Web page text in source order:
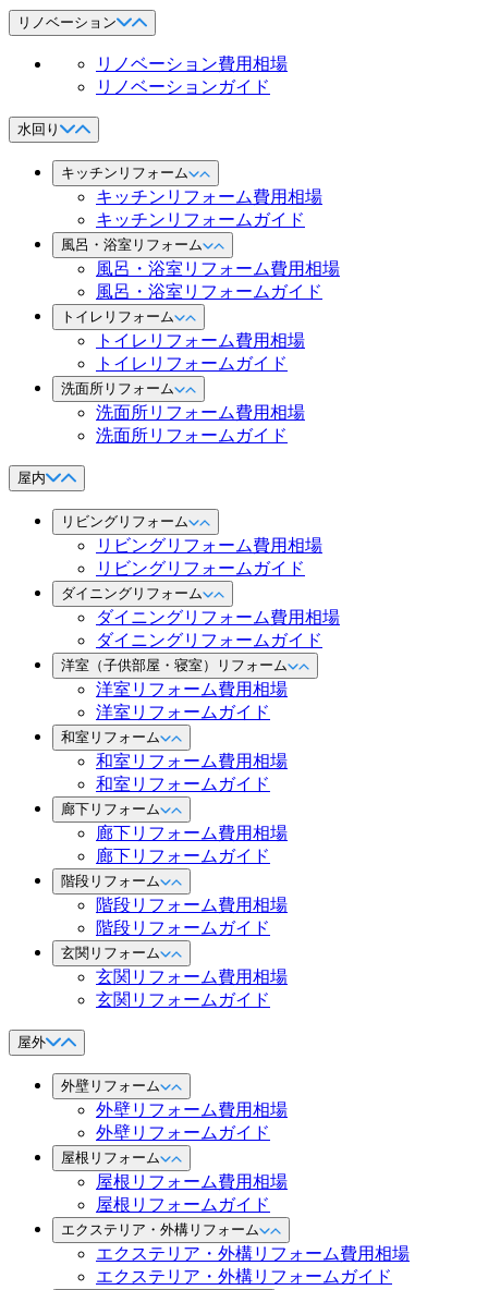
リノベーション
リノベーション費用相場
リノベーションガイド
水回り
キッチンリフォーム
キッチンリフォーム費用相場
キッチンリフォームガイド
風呂・浴室リフォーム
風呂・浴室リフォーム費用相場
風呂・浴室リフォームガイド
トイレリフォーム
トイレリフォーム費用相場
トイレリフォームガイド
洗面所リフォーム
洗面所リフォーム費用相場
洗面所リフォームガイド
屋内
リビングリフォーム
リビングリフォーム費用相場
リビングリフォームガイド
ダイニングリフォーム
ダイニングリフォーム費用相場
ダイニングリフォームガイド
洋室（子供部屋・寝室）リフォーム
洋室リフォーム費用相場
洋室リフォームガイド
和室リフォーム
和室リフォーム費用相場
和室リフォームガイド
廊下リフォーム
廊下リフォーム費用相場
廊下リフォームガイド
階段リフォーム
階段リフォーム費用相場
階段リフォームガイド
玄関リフォーム
玄関リフォーム費用相場
玄関リフォームガイド
屋外
外壁リフォーム
外壁リフォーム費用相場
外壁リフォームガイド
屋根リフォーム
屋根リフォーム費用相場
屋根リフォームガイド
エクステリア・外構リフォーム
エクステリア・外構リフォーム費用相場
エクステリア・外構リフォームガイド